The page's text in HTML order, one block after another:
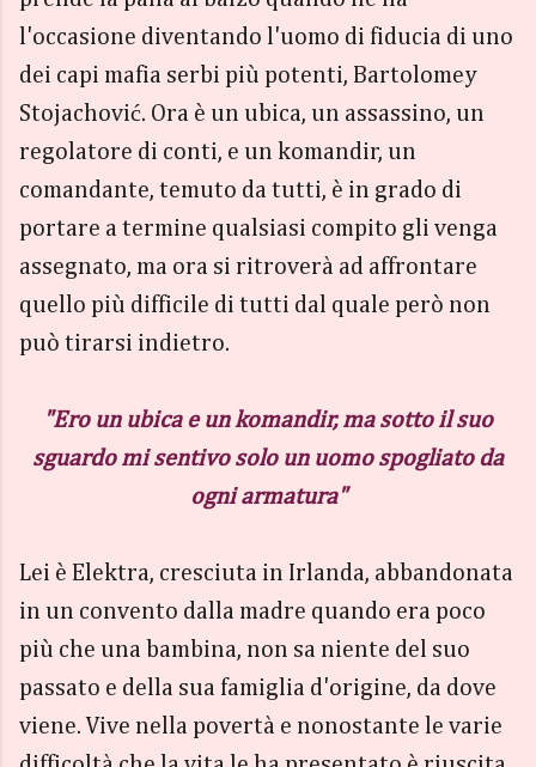
l'occasione diventando l'uomo di fiducia di uno
dei capi mafia serbi più potenti, Bartolomey
Stojachović. Ora è un ubica, un assassino, un
regolatore di conti, e un komandir, un
comandante, temuto da tutti, è in grado di
portare a termine qualsiasi compito gli venga
assegnato, ma ora si ritroverà ad affrontare
quello più difficile di tutti dal quale però non
può tirarsi indietro.
"Ero un ubica e un komandir, ma sotto il suo
sguardo mi sentivo solo un uomo spogliato da
ogni armatura"
Lei è Elektra, cresciuta in Irlanda, abbandonata
in un convento dalla madre quando era poco
più che una bambina, non sa niente del suo
passato e della sua famiglia d'origine, da dove
viene. Vive nella povertà e nonostante le varie